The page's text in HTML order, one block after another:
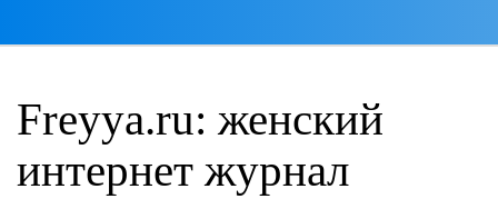
Freyya.ru: женский
интернет журнал